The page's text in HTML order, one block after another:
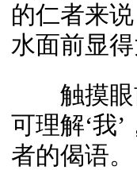
的仁者来
水面前显得
触摸眼前
可理解‘我
者的偈语。